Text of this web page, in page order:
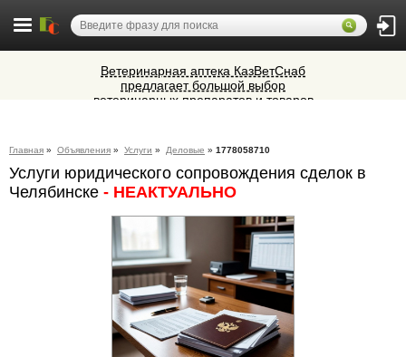
Алюминиевые окна, витражи,
фасадное остекление,
фонари из профиля СИАЛ (Россия)
Ветеринарная аптека КазВетСнаб
предлагает большой выбор
ветеринарных препаратов и товаров
Главная » Объявления » Услуги » Деловые » 1778058710
Услуги юридического сопровождения сделок в
Челябинске - НЕАКТУАЛЬНО